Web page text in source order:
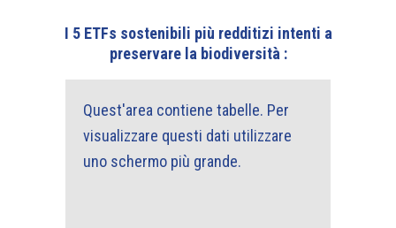
I 5 ETFs sostenibili più redditizi intenti a
preservare la biodiversità :